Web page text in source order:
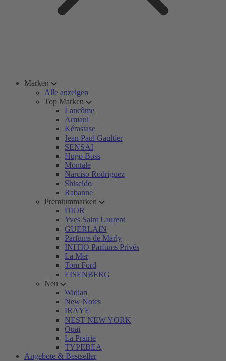
Marken
Alle anzeigen
Top Marken
Lancôme
Armani
Kérastase
Jean Paul Gaultier
SENSAI
Hugo Boss
Montale
Narciso Rodriguez
Shiseido
Rabanne
Premiummarken
DIOR
Yves Saint Laurent
GUERLAIN
Parfums de Marly
INITIO Parfums Privés
La Mer
Tom Ford
EISENBERG
Neu
Widian
New Notes
IRÄYE
NEST NEW YORK
Ouai
La Prairie
TYPEBEA
Angebote & Bestseller